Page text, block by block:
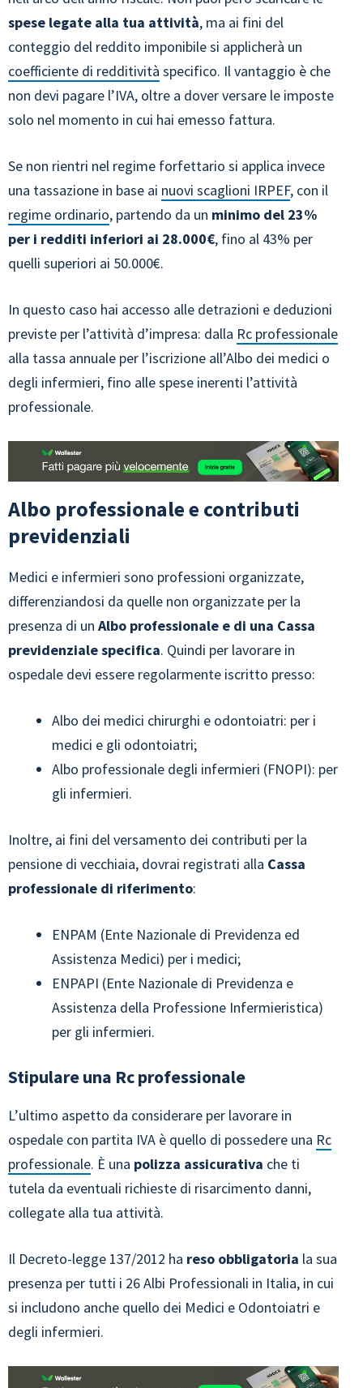
spese legate alla tua attività, ma ai fini del
conteggio del reddito imponibile si applicherà un
coefficiente di redditività specifico. Il vantaggio è che
non devi pagare l’IVA, oltre a dover versare le imposte
solo nel momento in cui hai emesso fattura.
Se non rientri nel regime forfettario si applica invece
una tassazione in base ai nuovi scaglioni IRPEF, con il
regime ordinario, partendo da un minimo del 23%
per i redditi inferiori ai 28.000€, fino al 43% per
quelli superiori ai 50.000€.
In questo caso hai accesso alle detrazioni e deduzioni
previste per l’attività d’impresa: dalla Rc professionale
alla tassa annuale per l’iscrizione all’Albo dei medici o
degli infermieri, fino alle spese inerenti l’attività
professionale.
Albo professionale e contributi
previdenziali
Medici e infermieri sono professioni organizzate,
differenziandosi da quelle non organizzate per la
presenza di un Albo professionale e di una Cassa
previdenziale specifica. Quindi per lavorare in
ospedale devi essere regolarmente iscritto presso:
Albo dei medici chirurghi e odontoiatri: per i
medici e gli odontoiatri;
Albo professionale degli infermieri (FNOPI): per
gli infermieri.
Inoltre, ai fini del versamento dei contributi per la
pensione di vecchiaia, dovrai registrati alla Cassa
professionale di riferimento:
ENPAM (Ente Nazionale di Previdenza ed
Assistenza Medici) per i medici;
ENPAPI (Ente Nazionale di Previdenza e
Assistenza della Professione Infermieristica)
per gli infermieri.
Stipulare una Rc professionale
L’ultimo aspetto da considerare per lavorare in
ospedale con partita IVA è quello di possedere una Rc
professionale. È una polizza assicurativa che ti
tutela da eventuali richieste di risarcimento danni,
collegate alla tua attività.
Il Decreto-legge 137/2012 ha reso obbligatoria la sua
presenza per tutti i 26 Albi Professionali in Italia, in cui
si includono anche quello dei Medici e Odontoiatri e
degli infermieri.